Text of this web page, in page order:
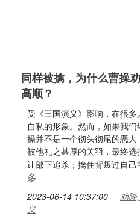
同样被擒，为什么曹操
高顺？
受《三国演义》影响，在很多
自私的形象。然而，如果我
操并不是一个彻头彻尾的恶
被他礼之甚厚的关羽，最终选
让部下追杀；擒住背叛过自
多
2023-06-14 10:37:00
劝降
义